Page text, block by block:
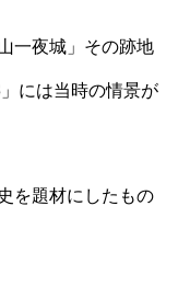
一夜城」その跡地
には当時の情景が
を題材にしたもの